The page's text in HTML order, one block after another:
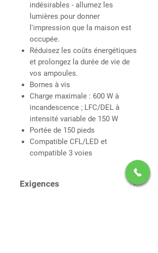
indésirables - allumez les
lumières pour donner
l'impression que la maison est
occupée.
Réduisez les coûts énergétiques
et prolongez la durée de vie de
vos ampoules.
Bornes à vis
Charge maximale : 600 W à
incandescence ; LFC/DEL à
intensité variable de 150 W
Portée de 150 pieds
Compatible CFL/LED et
compatible 3 voies
Exigences